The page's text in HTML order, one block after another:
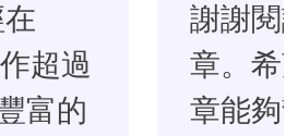
超過
富的
謝謝閱
章。希
章能夠